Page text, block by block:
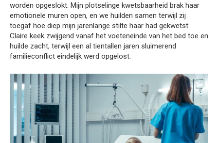
worden opgeslokt. Mijn plotselinge kwetsbaarheid brak haar
emotionele muren open, en we huilden samen terwijl zij
toegaf hoe diep mijn jarenlange stilte haar had gekwetst.
Claire keek zwijgend vanaf het voeteneinde van het bed toe en
huilde zacht, terwijl een al tientallen jaren sluimerend
familieconflict eindelijk werd opgelost.